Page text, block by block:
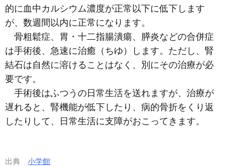
的に血中カルシウム濃度が正常以下に低下します
が、数週間以内に正常になります。
骨粗鬆症、胃・十二指腸潰瘍、膵炎などの合併症
は手術後、急速に治癒（ちゆ）します。ただし、腎
結石は自然に溶けることはなく、別にその治療が必
要です。
手術後はふつうの日常生活を送れますが、治療が
遅れると、腎機能が低下したり、病的骨折をくり返
したりして、日常生活に支障がおこってきます。
出典 小学館